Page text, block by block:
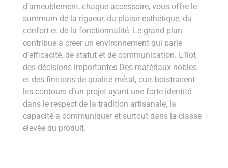
d’ameublement, chaque accessoire, vous offre le
summum de la rigueur, du plaisir esthétique, du
confort et de la fonctionnalité. Le grand plan
contribue à créer un environnement qui parle
d’efficacité, de statut et de communication. L’îlot
des décisions importantes Des matériaux nobles
et des finitions de qualité métal, cuir, boistracent
les contours d’un projet ayant une forte identité
dans le respect de la tradition artisanale, la
capacité à communiquer et surtout dans la classe
élevée du produit.